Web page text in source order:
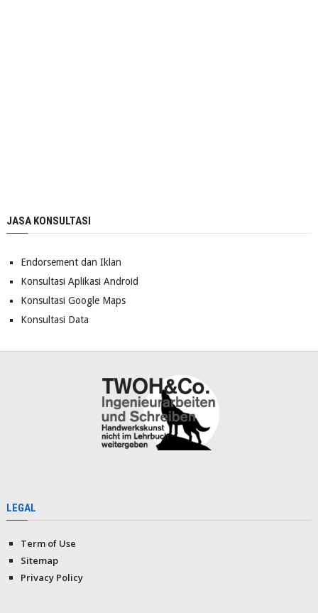
JASA KONSULTASI
Endorsement dan Iklan
Konsultasi Aplikasi Android
Konsultasi Google Maps
Konsultasi Data
LEGAL
Term of Use
Sitemap
Privacy Policy